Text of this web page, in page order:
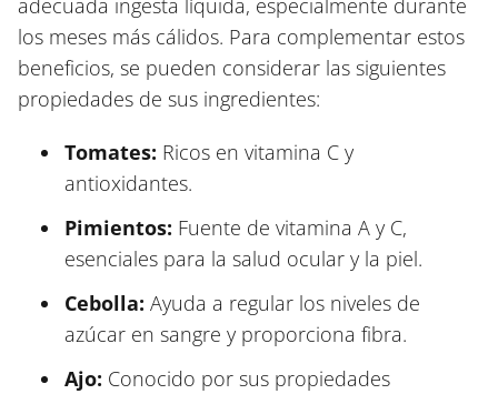
adecuada ingesta líquida, especialmente durante
los meses más cálidos. Para complementar estos
beneficios, se pueden considerar las siguientes
propiedades de sus ingredientes:
Tomates: Ricos en vitamina C y
antioxidantes.
Pimientos: Fuente de vitamina A y C,
esenciales para la salud ocular y la piel.
Cebolla: Ayuda a regular los niveles de
azúcar en sangre y proporciona fibra.
Ajo: Conocido por sus propiedades